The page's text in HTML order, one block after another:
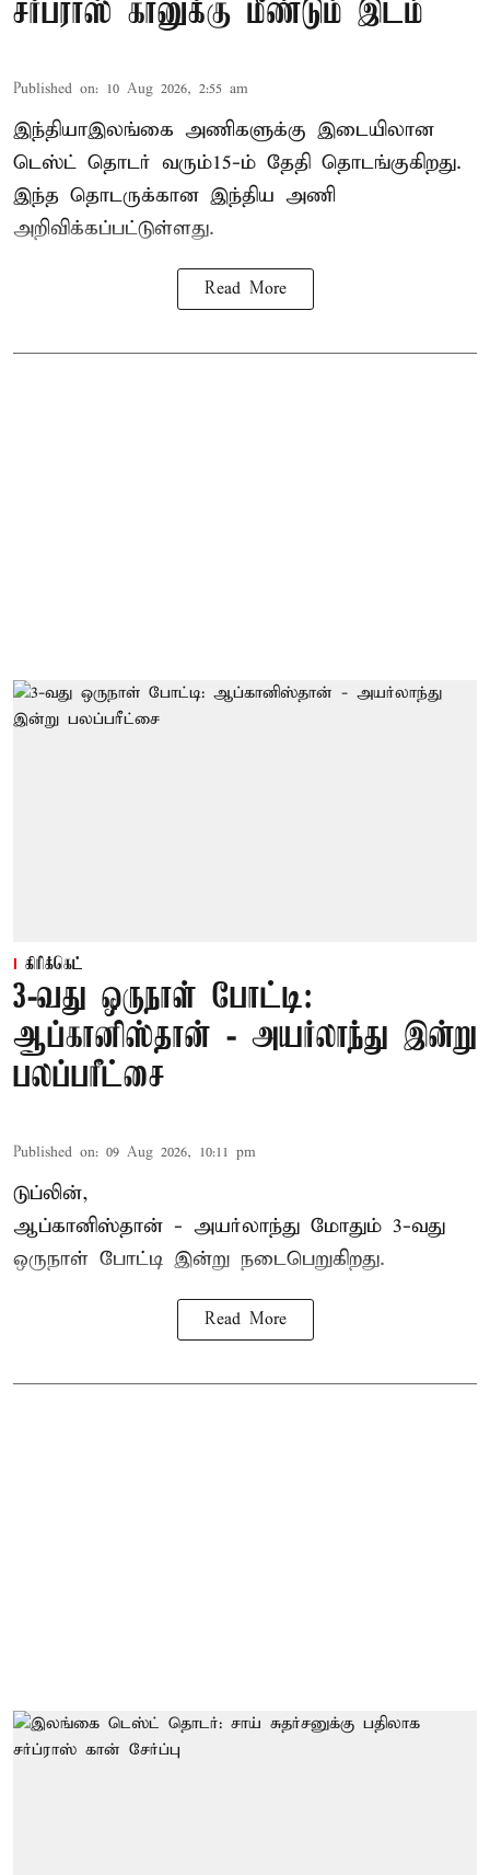
சர்பராஸ் கானுக்கு மீண்டும் இடம்
Published on: 10 Aug 2026, 2:55 am
இந்தியா–இலங்கை அணிகளுக்கு இடையிலான
டெஸ்ட் தொடர் வரும்15-ம் தேதி தொடங்குகிறது.
இந்த தொடருக்கான இந்திய அணி
அறிவிக்கப்பட்டுள்ளது.
Read More
கிரிக்கெட்
3-வது ஒருநாள் போட்டி:
ஆப்கானிஸ்தான் - அயர்லாந்து இன்று
பலப்பரீட்சை
Published on: 09 Aug 2026, 10:11 pm
டுப்லின்,
ஆப்கானிஸ்தான் - அயர்லாந்து மோதும் 3-வது
ஒருநாள் போட்டி இன்று நடைபெறுகிறது.
Read More